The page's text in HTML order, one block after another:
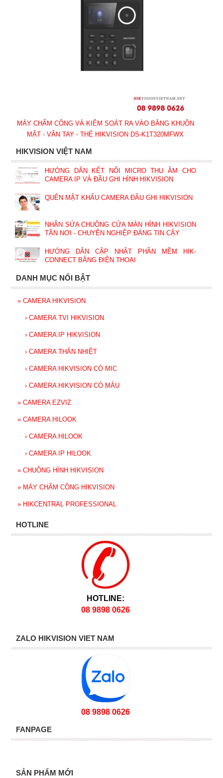
MÁY CHẤM CÔNG VÀ KIỂM SOÁT RA VÀO BẰNG KHUÔN
MẶT - VÂN TAY - THẺ HIKVISION DS-K1T320MFWX
HIKVISION VIỆT NAM
HƯỚNG DẪN KẾT NỐI MICRO THU ÂM CHO
CAMERA IP VÀ ĐẦU GHI HÌNH HIKVISION
QUÊN MẬT KHẨU CAMERA ĐẦU GHI HIKVISION
NHẬN SỬA CHUÔNG CỬA MÀN HÌNH HIKVISION
TẬN NƠI - CHUYÊN NGHIỆP ĐÁNG TIN CẬY
HƯỚNG DẪN CẬP NHẬT PHẦN MỀM HIK-
CONNECT BẰNG ĐIỆN THOẠI
DANH MỤC NỔI BẬT
» CAMERA HIKVISION
› CAMERA TVI HIKVISION
› CAMERA IP HIKVISION
› CAMERA THÂN NHIỆT
› CAMERA HIKVISION CÓ MIC
› CAMERA HIKVISION CÓ MÀU
» CAMERA EZVIZ
» CAMERA HILOOK
› CAMERA HILOOK
› CAMERA IP HILOOK
» CHUÔNG HÌNH HIKVISION
» MÁY CHẤM CÔNG HIKVISION
» HIKCENTRAL PROFESSIONAL
HOTLINE
HOTLINE:
08 9898 0626
ZALO HIKVISION VIET NAM
08 9898 0626
FANPAGE
SẢN PHẨM MỚI